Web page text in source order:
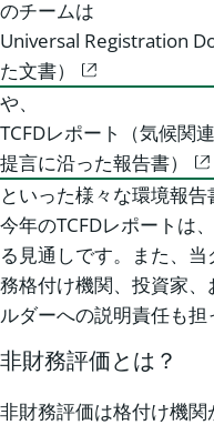
のチームは
Universal Registration
た文書）
や、
TCFDレポート（気候関
提言に沿った報告書）
といった様々な環境報
今年のTCFDレポートは
る見通しです。また、
務格付け機関、投資家
ルダーへの説明責任も担
非財務評価とは？
非財務評価は格付け機関